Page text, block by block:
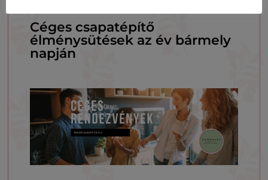
Céges csapatépítő
élménysütések az év bármely
napján